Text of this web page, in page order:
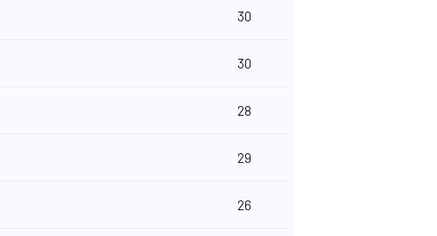
30
30
28
29
26